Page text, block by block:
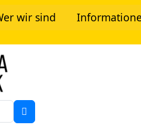
wir sind